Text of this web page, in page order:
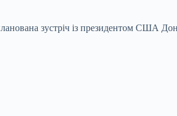
зустріч із президентом США